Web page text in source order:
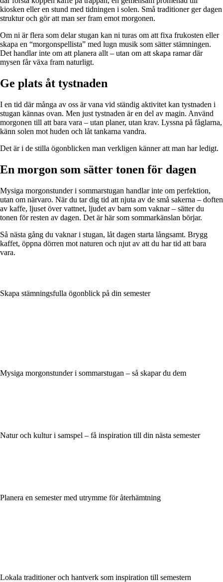
kiosken eller en stund med tidningen i solen. Små traditioner ger dagen
struktur och gör att man ser fram emot morgonen.
Om ni är flera som delar stugan kan ni turas om att fixa frukosten eller
skapa en “morgonspellista” med lugn musik som sätter stämningen.
Det handlar inte om att planera allt – utan om att skapa ramar där
mysen får växa fram naturligt.
Ge plats åt tystnaden
I en tid där många av oss är vana vid ständig aktivitet kan tystnaden i
stugan kännas ovan. Men just tystnaden är en del av magin. Använd
morgonen till att bara vara – utan planer, utan krav. Lyssna på fåglarna,
känn solen mot huden och låt tankarna vandra.
Det är i de stilla ögonblicken man verkligen känner att man har ledigt.
En morgon som sätter tonen för dagen
Mysiga morgonstunder i sommarstugan handlar inte om perfektion,
utan om närvaro. När du tar dig tid att njuta av de små sakerna – doften
av kaffe, ljuset över vattnet, ljudet av barn som vaknar – sätter du
tonen för resten av dagen. Det är här som sommarkänslan börjar.
Så nästa gång du vaknar i stugan, låt dagen starta långsamt. Brygg
kaffet, öppna dörren mot naturen och njut av att du har tid att bara
vara.
Skapa stämningsfulla ögonblick på din semester
Mysiga morgonstunder i sommarstugan – så skapar du dem
Natur och kultur i samspel – få inspiration till din nästa semester
Planera en semester med utrymme för återhämtning
Lokala traditioner och hantverk som inspiration till semestern